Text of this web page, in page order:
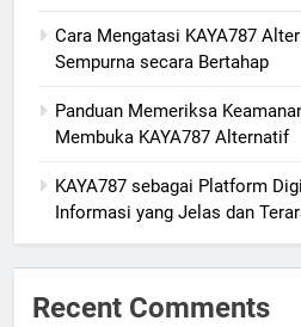
Cara Mengatasi KAYA787
Sempurna secara Bertahap
Panduan Memeriksa
Membuka KAYA787 Alternatif
KAYA787 sebagai Platform
Informasi yang Jelas dan
Recent Comments